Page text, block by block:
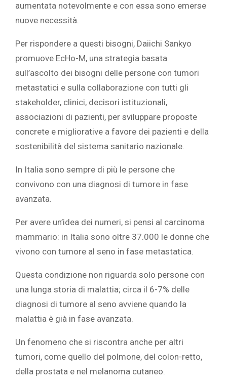
aumentata notevolmente e con essa sono emerse
nuove necessità.
Per rispondere a questi bisogni, Daiichi Sankyo
promuove EcHo-M, una strategia basata
sull’ascolto dei bisogni delle persone con tumori
metastatici e sulla collaborazione con tutti gli
stakeholder, clinici, decisori istituzionali,
associazioni di pazienti, per sviluppare proposte
concrete e migliorative a favore dei pazienti e della
sostenibilità del sistema sanitario nazionale.
In Italia sono sempre di più le persone che
convivono con una diagnosi di tumore in fase
avanzata.
Per avere un’idea dei numeri, si pensi al carcinoma
mammario: in Italia sono oltre 37.000 le donne che
vivono con tumore al seno in fase metastatica.
Questa condizione non riguarda solo persone con
una lunga storia di malattia; circa il 6-7% delle
diagnosi di tumore al seno avviene quando la
malattia è già in fase avanzata.
Un fenomeno che si riscontra anche per altri
tumori, come quello del polmone, del colon-retto,
della prostata e nel melanoma cutaneo.